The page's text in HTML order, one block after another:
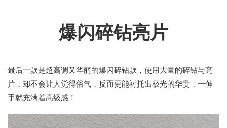
爆闪碎钻亮片
最后一款是超高调又华丽的爆闪碎钻款，使用大量的碎钻与亮
片，却不会让人觉得俗气，反而更能衬托出极光的华贵，一伸
手就充满着高级感！